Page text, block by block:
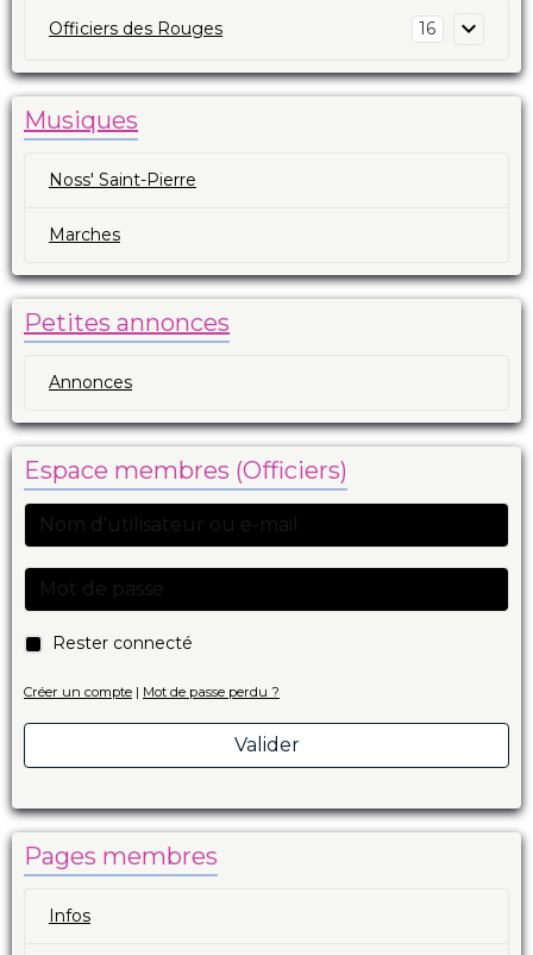
Officiers des Rouges 16
Musiques
Noss' Saint-Pierre
Marches
Petites annonces
Annonces
Espace membres (Officiers)
Rester connecté
Créer un compte | Mot de passe perdu ?
Valider
Pages membres
Infos